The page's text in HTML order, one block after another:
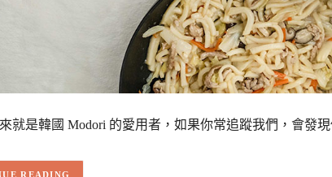
就是韓國 Modori 的愛用者，如果你常追蹤我們，會發
READING